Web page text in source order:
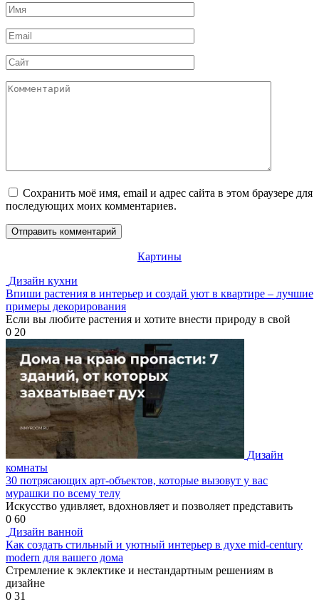
Имя
*
Email
*
Сайт
Комментарий
Сохранить моё имя, email и адрес сайта в этом браузере для
последующих моих комментариев.
Картины
Дизайн кухни
Впиши растения в интерьер и создай уют в квартире – лучшие
примеры декорирования
Если вы любите растения и хотите внести природу в свой
0 20
Дизайн
комнаты
30 потрясающих арт-объектов, которые вызовут у вас
мурашки по всему телу
Искусство удивляет, вдохновляет и позволяет представить
0 60
Дизайн ванной
Как создать стильный и уютный интерьер в духе mid-century
modern для вашего дома
Стремление к эклектике и нестандартным решениям в
дизайне
0 31